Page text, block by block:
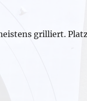
grilliert.